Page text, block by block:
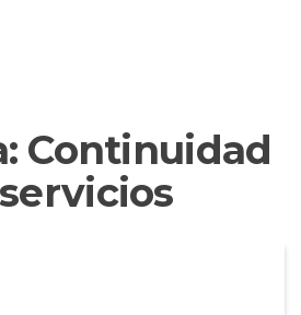
Continuidad